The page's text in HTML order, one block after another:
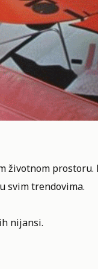
životnom prostoru.
svim trendovima.
nijansi.